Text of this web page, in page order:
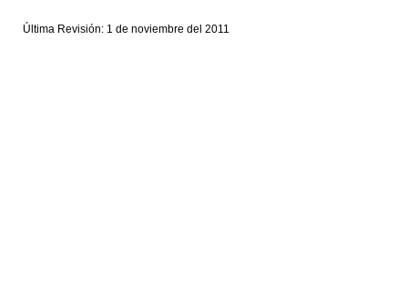
Última Revisión: 1 de noviembre del 2011